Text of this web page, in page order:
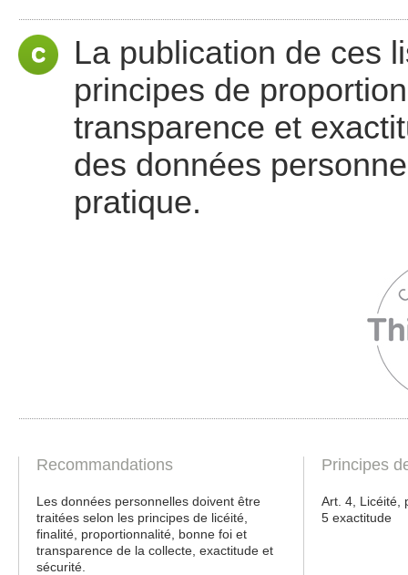
La publication de ces
principes de
transparence et
des données
pratique.
Recommandations
Les données personnelles doivent être
traitées selon les principes de licéité,
finalité, proportionnalité, bonne foi et
transparence de la collecte, exactitude et
sécurité.
Principes
Art. 4, Licéité,
5 exactitude